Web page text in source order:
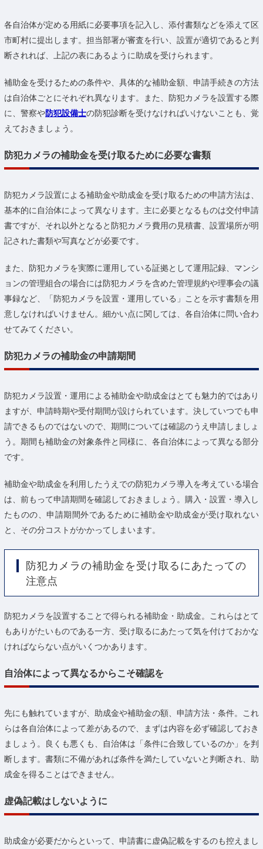
各自治体が定める用紙に必要事項を記入し、添付書類などを添えて区
市町村に提出します。担当部署が審査を行い、設置が適切であると判
断されれば、上記の表にあるように助成を受けられます。
補助金を受けるための条件や、具体的な補助金額、申請手続きの方法
は自治体ごとにそれぞれ異なります。また、防犯カメラを設置する際
に、警察や防犯設備士の防犯診断を受けなければいけないことも、覚
えておきましょう。
防犯カメラの補助金を受け取るために必要な書類
防犯カメラ設置による補助金や助成金を受け取るための申請方法は、
基本的に自治体によって異なります。主に必要となるものは交付申請
書ですが、それ以外となると防犯カメラ費用の見積書、設置場所が明
記された書類や写真などが必要です。
また、防犯カメラを実際に運用している証拠として運用記録、マンシ
ョンの管理組合の場合には防犯カメラを含めた管理規約や理事会の議
事録など、「防犯カメラを設置・運用している」ことを示す書類を用
意しなければいけません。細かい点に関しては、各自治体に問い合わ
せてみてください。
防犯カメラの補助金の申請期間
防犯カメラ設置・運用による補助金や助成金はとても魅力的ではあり
ますが、申請時期や受付期間が設けられています。決していつでも申
請できるものではないので、期間については確認のうえ申請しましょ
う。期間も補助金の対象条件と同様に、各自治体によって異なる部分
です。
補助金や助成金を利用したうえでの防犯カメラ導入を考えている場合
は、前もって申請期間を確認しておきましょう。購入・設置・導入し
たものの、申請期間外であるために補助金や助成金が受け取れない
と、その分コストがかかってしまいます。
防犯カメラの補助金を受け取るにあたっての
注意点
防犯カメラを設置することで得られる補助金・助成金。これらはとて
もありがたいものである一方、受け取るにあたって気を付けておかな
ければならない点がいくつかあります。
自治体によって異なるからこそ確認を
先にも触れていますが、助成金や補助金の額、申請方法・条件。これ
らは各自治体によって差があるので、まずは内容を必ず確認しておき
ましょう。良くも悪くも、自治体は「条件に合致しているのか」を判
断します。書類に不備があれば条件を満たしていないと判断され、助
成金を得ることはできません。
虚偽記載はしないように
助成金が必要だからといって、申請書に虚偽記載をするのも控えまし